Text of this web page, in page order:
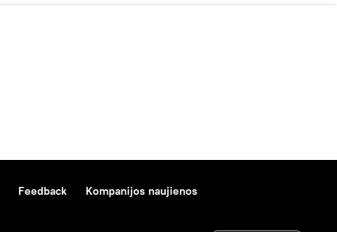
Feedback Kompanijos naujienos